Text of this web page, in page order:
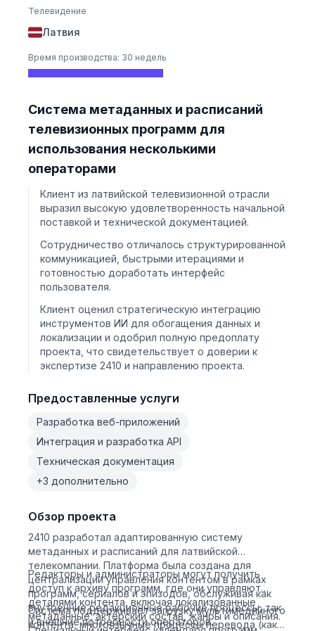
Телевидение
Латвия
Время производства: 30 недель
Система метаданных и расписаний
телевизионных программ для
использования несколькими
операторами
Клиент из латвийской телевизионной отрасли
выразил высокую удовлетворенность начальной
поставкой и технической документацией.
Сотрудничество отличалось структурированной
коммуникацией, быстрыми итерациями и
готовностью доработать интерфейс
пользователя.
Клиент оценил стратегическую интеграцию
инструментов ИИ для обогащения данных и
локализации и одобрил полную предоплату
проекта, что свидетельствует о доверии к
экспертизе 2410 и направлению проекта.
Предоставленные услуги
Разработка веб-приложений
Интеграция и разработка API
Техническая документация
+3 дополнительно
Обзор проекта
2410 разработал адаптированную систему
метаданных и расписаний для латвийской
телекомпании. Платформа была создана для
централизации управления контентом в рамках
программ, сериалов и эпизодов, обслуживая как
внутренние редакционные рабочие процессы, так
и внешние потребности операторов.
Редакторы и администраторы могут получить
доступ к архиву программ, где они управляют
деталями контента, включая локализованные
метаданные, актерский состав, жанры и описания.
Система поддерживает загрузку мультимедийного
контента, многоязычные процессы перевода (как